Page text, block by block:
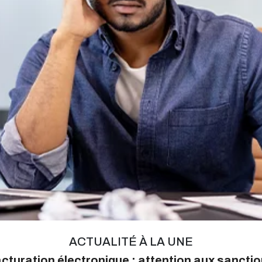
ACTUALITÉ À LA UNE